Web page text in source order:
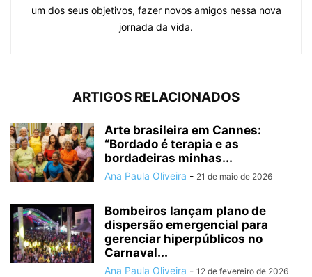
um dos seus objetivos, fazer novos amigos nessa nova
jornada da vida.
ARTIGOS RELACIONADOS
Arte brasileira em Cannes:
“Bordado é terapia e as
bordadeiras minhas...
Ana Paula Oliveira - 21 de maio de 2026
Bombeiros lançam plano de
dispersão emergencial para
gerenciar hiperpúblicos no
Carnaval...
Ana Paula Oliveira - 12 de fevereiro de 2026